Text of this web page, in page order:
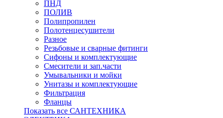
ПНД
ПОЛИВ
Полипропилен
Полотенцесушители
Разное
Резьбовые и сварные фитинги
Сифоны и комплектующие
Смесители и зап.части
Умывальники и мойки
Унитазы и комплектующие
Фильтрация
Фланцы
Показать все САНТЕХНИКА